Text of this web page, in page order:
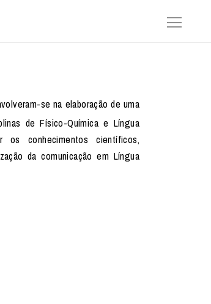
se na elaboração de uma
de Físico-Química e Língua
os conhecimentos científicos,
da comunicação em Língua